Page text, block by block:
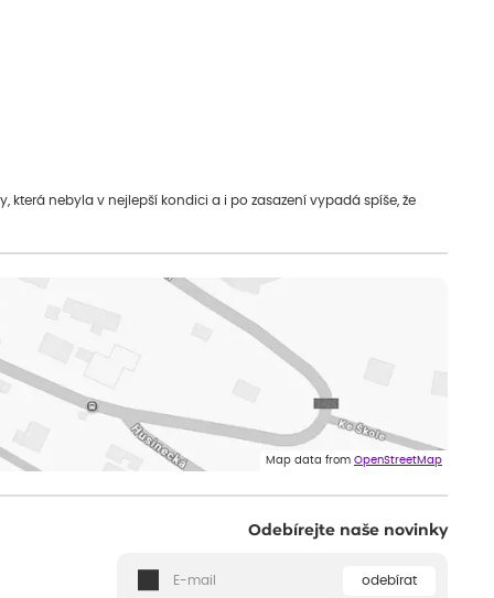
nebyla v nejlepší kondici a i po zasazení vypadá spíše, že
Map data from OpenStreetMap
Odebírejte naše novinky
odebírat